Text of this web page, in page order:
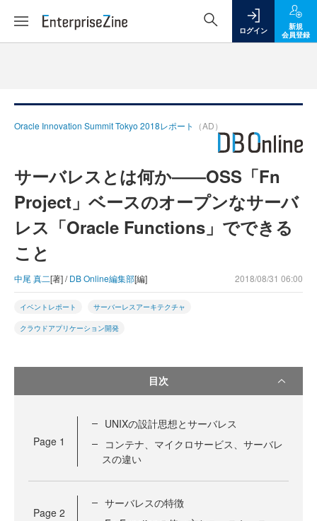
ログイン
新規
会員登録
Oracle Innovation Summit Tokyo 2018レポート （AD）
サーバレスとは何か――OSS「Fn
Project」ベースのオープンなサーバ
レス「Oracle Functions」でできる
こと
中尾 真二[著] /DB Online編集部[編] 2018/08/31 06:00
イベントレポート サーバーレスアーキテクチャ
クラウドアプリケーション開発
目次
Page 1
UNIXの設計思想とサーバレス
コンテナ、マイクロサービス、サーバレ
スの違い
Page 2
サーバレスの特徴